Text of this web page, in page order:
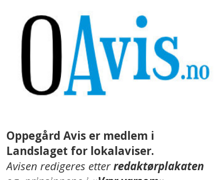
Oppegård Avis er medlem i
Landslaget for lokalaviser.
Avisen redigeres etterredaktørplakaten